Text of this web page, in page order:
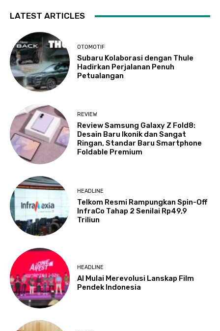
LATEST ARTICLES
OTOMOTIF
Subaru Kolaborasi dengan Thule
Hadirkan Perjalanan Penuh
Petualangan
REVIEW
Review Samsung Galaxy Z Fold8:
Desain Baru Ikonik dan Sangat
Ringan, Standar Baru Smartphone
Foldable Premium
HEADLINE
Telkom Resmi Rampungkan Spin-Off
InfraCo Tahap 2 Senilai Rp49,9
Triliun
HEADLINE
AI Mulai Merevolusi Lanskap Film
Pendek Indonesia